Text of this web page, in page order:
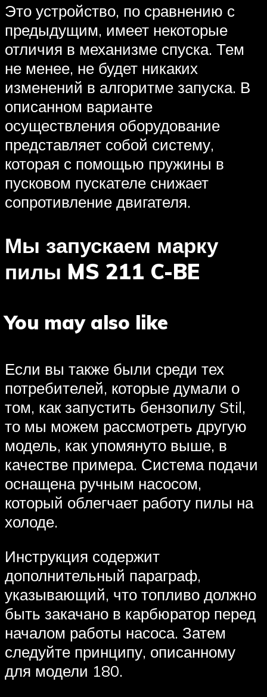
Это устройство, по сравнению с
предыдущим, имеет некоторые
отличия в механизме спуска. Тем
не менее, не будет никаких
изменений в алгоритме запуска. В
описанном варианте
осуществления оборудование
представляет собой систему,
которая с помощью пружины в
пусковом пускателе снижает
сопротивление двигателя.
Мы запускаем марку
пилы MS 211 C-BE
You may also like
Если вы также были среди тех
потребителей, которые думали о
том, как запустить бензопилу Stil,
то мы можем рассмотреть другую
модель, как упомянуто выше, в
качестве примера. Система подачи
оснащена ручным насосом,
который облегчает работу пилы на
холоде.
Инструкция содержит
дополнительный параграф,
указывающий, что топливо должно
быть закачано в карбюратор перед
началом работы насоса. Затем
следуйте принципу, описанному
для модели 180.